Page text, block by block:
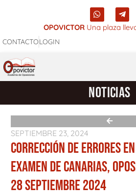
W
h
a
T
e
l
p
l
a
n
e
OPOVICTOR Una plaza
CONTACTOLOGIN
NOTICIAS
SEPTIEMBRE 23, 2024
CORRECCIÓN DE ERRORES
EXAMEN DE CANARIAS,
28 SEPTIEMBRE 2024